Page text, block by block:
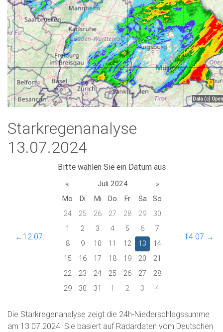
Starkregenanalyse
13.07.2024
Bitte wählen Sie ein Datum aus
←12.07.
« Juli 2024
»
Mo
Di Mi Do Fr Sa
So
24
25 26 27 28 29
30
1
2 3 4 5 6
7
8
9 10 11 12 13
14
15
16 17 18 19 20
21
22
23 24 25 26 27
28
29
30 31 1 2 3 4
14.07.→
Die Starkregenanalyse zeigt die 24h-Niederschlagssumme
am 13.07.2024. Sie basiert auf Radardaten vom Deutschen